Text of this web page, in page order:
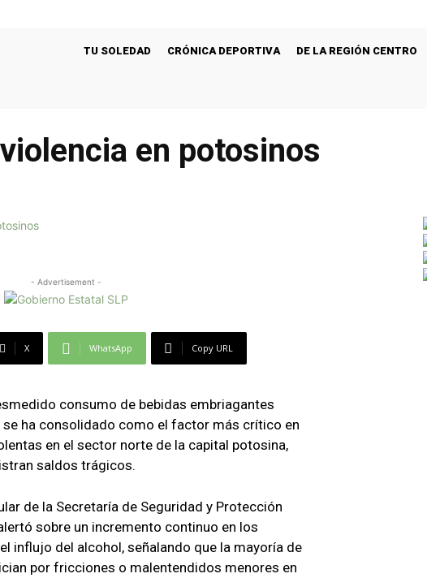
TU SOLEDAD CRÓNICA DEPORTIVA DE LA REGIÓN CENTRO
en potosinos
- Advertisement -
X WhatsApp Copy URL
consumo de bebidas embriagantes
ha consolidado como el factor más crítico en
en el sector norte de la capital potosina,
saldos trágicos.
de la Secretaría de Seguridad y Protección
sobre un incremento continuo en los
influjo del alcohol, señalando que la mayoría de
por fricciones o malentendidos menores en